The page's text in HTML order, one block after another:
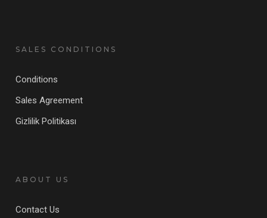
SALES CONDITIONS
Conditions
Sales Agreement
Gizlilik Politikası
ABOUT US
Contact Us